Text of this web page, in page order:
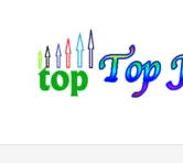
content